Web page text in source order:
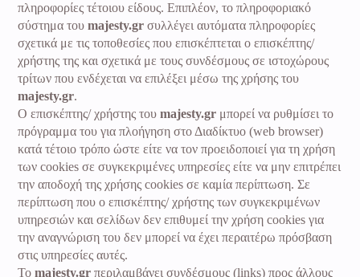
πληροφορίες τέτοιου είδους. Επιπλέον, το πληροφοριακό
σύστημα τουmajesty.gr συλλέγει αυτόματα πληροφορίες
σχετικά με τις τοποθεσίες που επισκέπτεται ο επισκέπτης/
χρήστης της και σχετικά με τους συνδέσμους σε ιστοχώρους
τρίτων που ενδέχεται να επιλέξει μέσω της χρήσης του
majesty.gr.
Ο επισκέπτης/ χρήστης τουmajesty.gr μπορεί να ρυθμίσει το
πρόγραμμα του για πλοήγηση στο Διαδίκτυο (web browser)
κατά τέτοιο τρόπο ώστε είτε να τον προειδοποιεί για τη χρήση
των cookies σε συγκεκριμένες υπηρεσίες είτε να μην επιτρέπει
την αποδοχή της χρήσης cookies σε καμία περίπτωση. Σε
περίπτωση που ο επισκέπτης/ χρήστης των συγκεκριμένων
υπηρεσιών και σελίδων δεν επιθυμεί την χρήση cookies για
την αναγνώριση του δεν μπορεί να έχει περαιτέρω πρόσβαση
στις υπηρεσίες αυτές.
Τοmajesty.gr περιλαμβάνει συνδέσμους (links) προς άλλους